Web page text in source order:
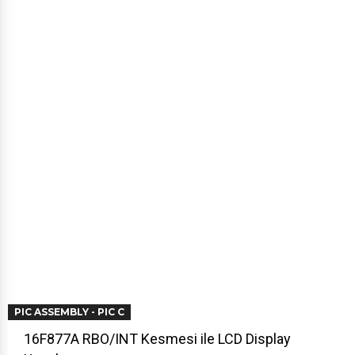
PIC ASSEMBLY - PIC C
16F877A RBO/INT Kesmesi ile LCD Display